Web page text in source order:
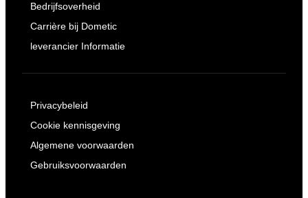
Bedrijfsoverheid
Carrière bij Dometic
leverancier Informatie
Privacybeleid
Cookie kennisgeving
Algemene voorwaarden
Gebruiksvoorwaarden